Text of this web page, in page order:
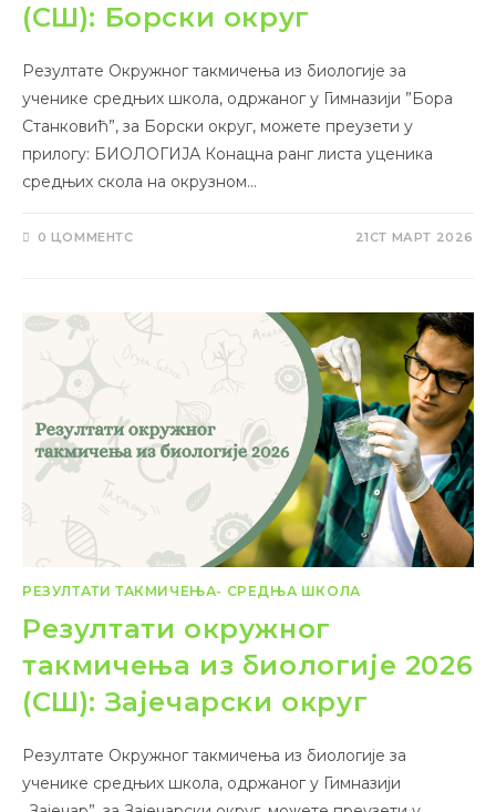
(СШ): Борски округ
Резултате Окружног такмичења из биологије за
ученике средњих школа, одржаног у Гимназији ”Бора
Станковић”, за Борски округ, можете преузети у
прилогу: БИОЛОГИЈА Конацна ранг листа уценика
средњих скола на окрузном…
0 ЦОММЕНТС 21СТ МАРТ 2026
РЕЗУЛТАТИ ТАКМИЧЕЊА- СРЕДЊА ШКОЛА
Резултати окружног
такмичења из биологије 2026
(СШ): Зајечарски округ
Резултате Окружног такмичења из биологије за
ученике средњих школа, одржаног у Гимназији